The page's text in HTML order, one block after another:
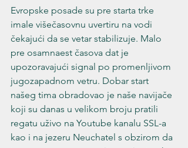
Evropske posade su pre starta trke
imale višečasovnu uvertiru na vodi
čekajući da se vetar stabilizuje. Malo
pre osamnaest časova dat je
upozoravajući signal po promenljivom
jugozapadnom vetru. Dobar start
našeg tima obradovao je naše navijače
koji su danas u velikom broju pratili
regatu uživo na Youtube kanalu SSL-a
kao i na jezeru Neuchatel s obzirom da